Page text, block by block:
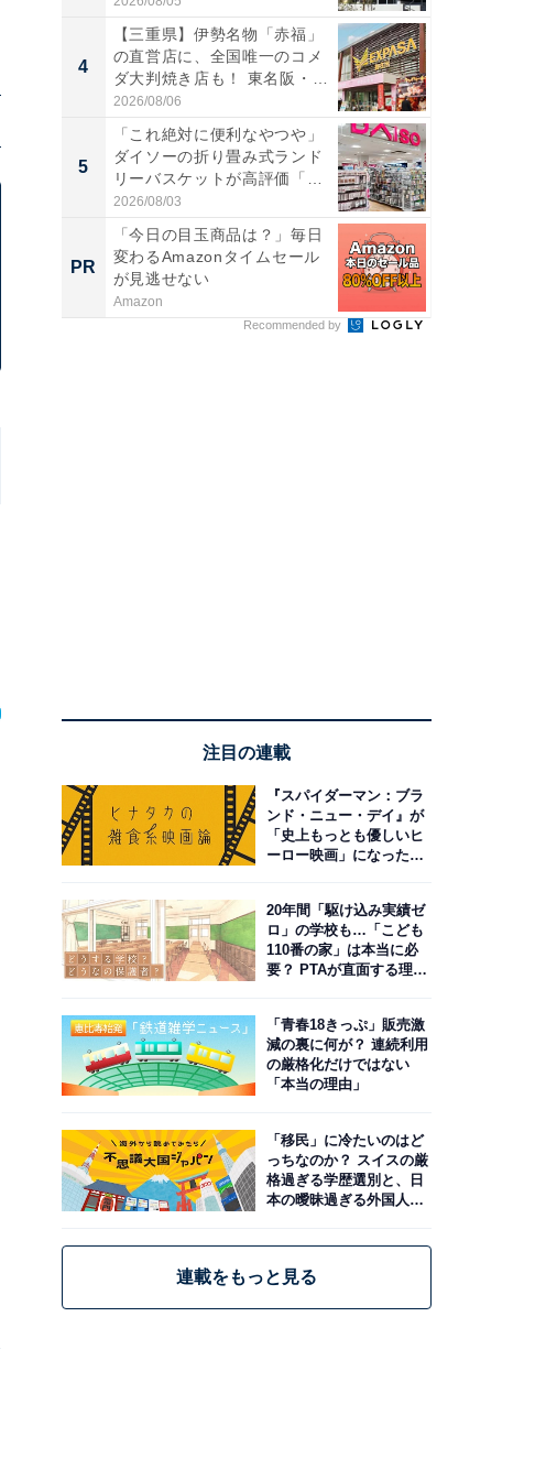
4
【三重県】伊勢名物「赤福」
の直営店に、全国唯一のコメ
ダ大判焼き店も！ 東名阪・
伊...
2026/08/06
5
「これ絶対に便利なやつや」
ダイソーの折り畳み式ランド
リーバスケットが高評価「使
わ...
2026/08/03
PR
「今日の目玉商品は？」毎日
変わるAmazonタイムセール
が見逃せない
Amazon
Recommended by
注目の連載
『スパイダーマン：ブラ
ンド・ニュー・デイ』が
「史上もっとも優しいヒ
ーロー映画」になった理
20年間「駆け込み実績ゼ
ロ」の学校も…「こども
110番の家」は本当に必
要？ PTAが直面する理想
「青春18きっぷ」販売激
減の裏に何が？ 連続利用
の厳格化だけではない
「本当の理由」
「移民」に冷たいのはど
っちなのか？ スイスの厳
格過ぎる学歴選別と、日
本の曖昧過ぎる外国人政
連載をもっと見る